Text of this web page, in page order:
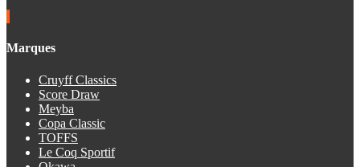
Marques
Cruyff Classics
Score Draw
Meyba
Copa Classic
TOFFS
Le Coq Sportif